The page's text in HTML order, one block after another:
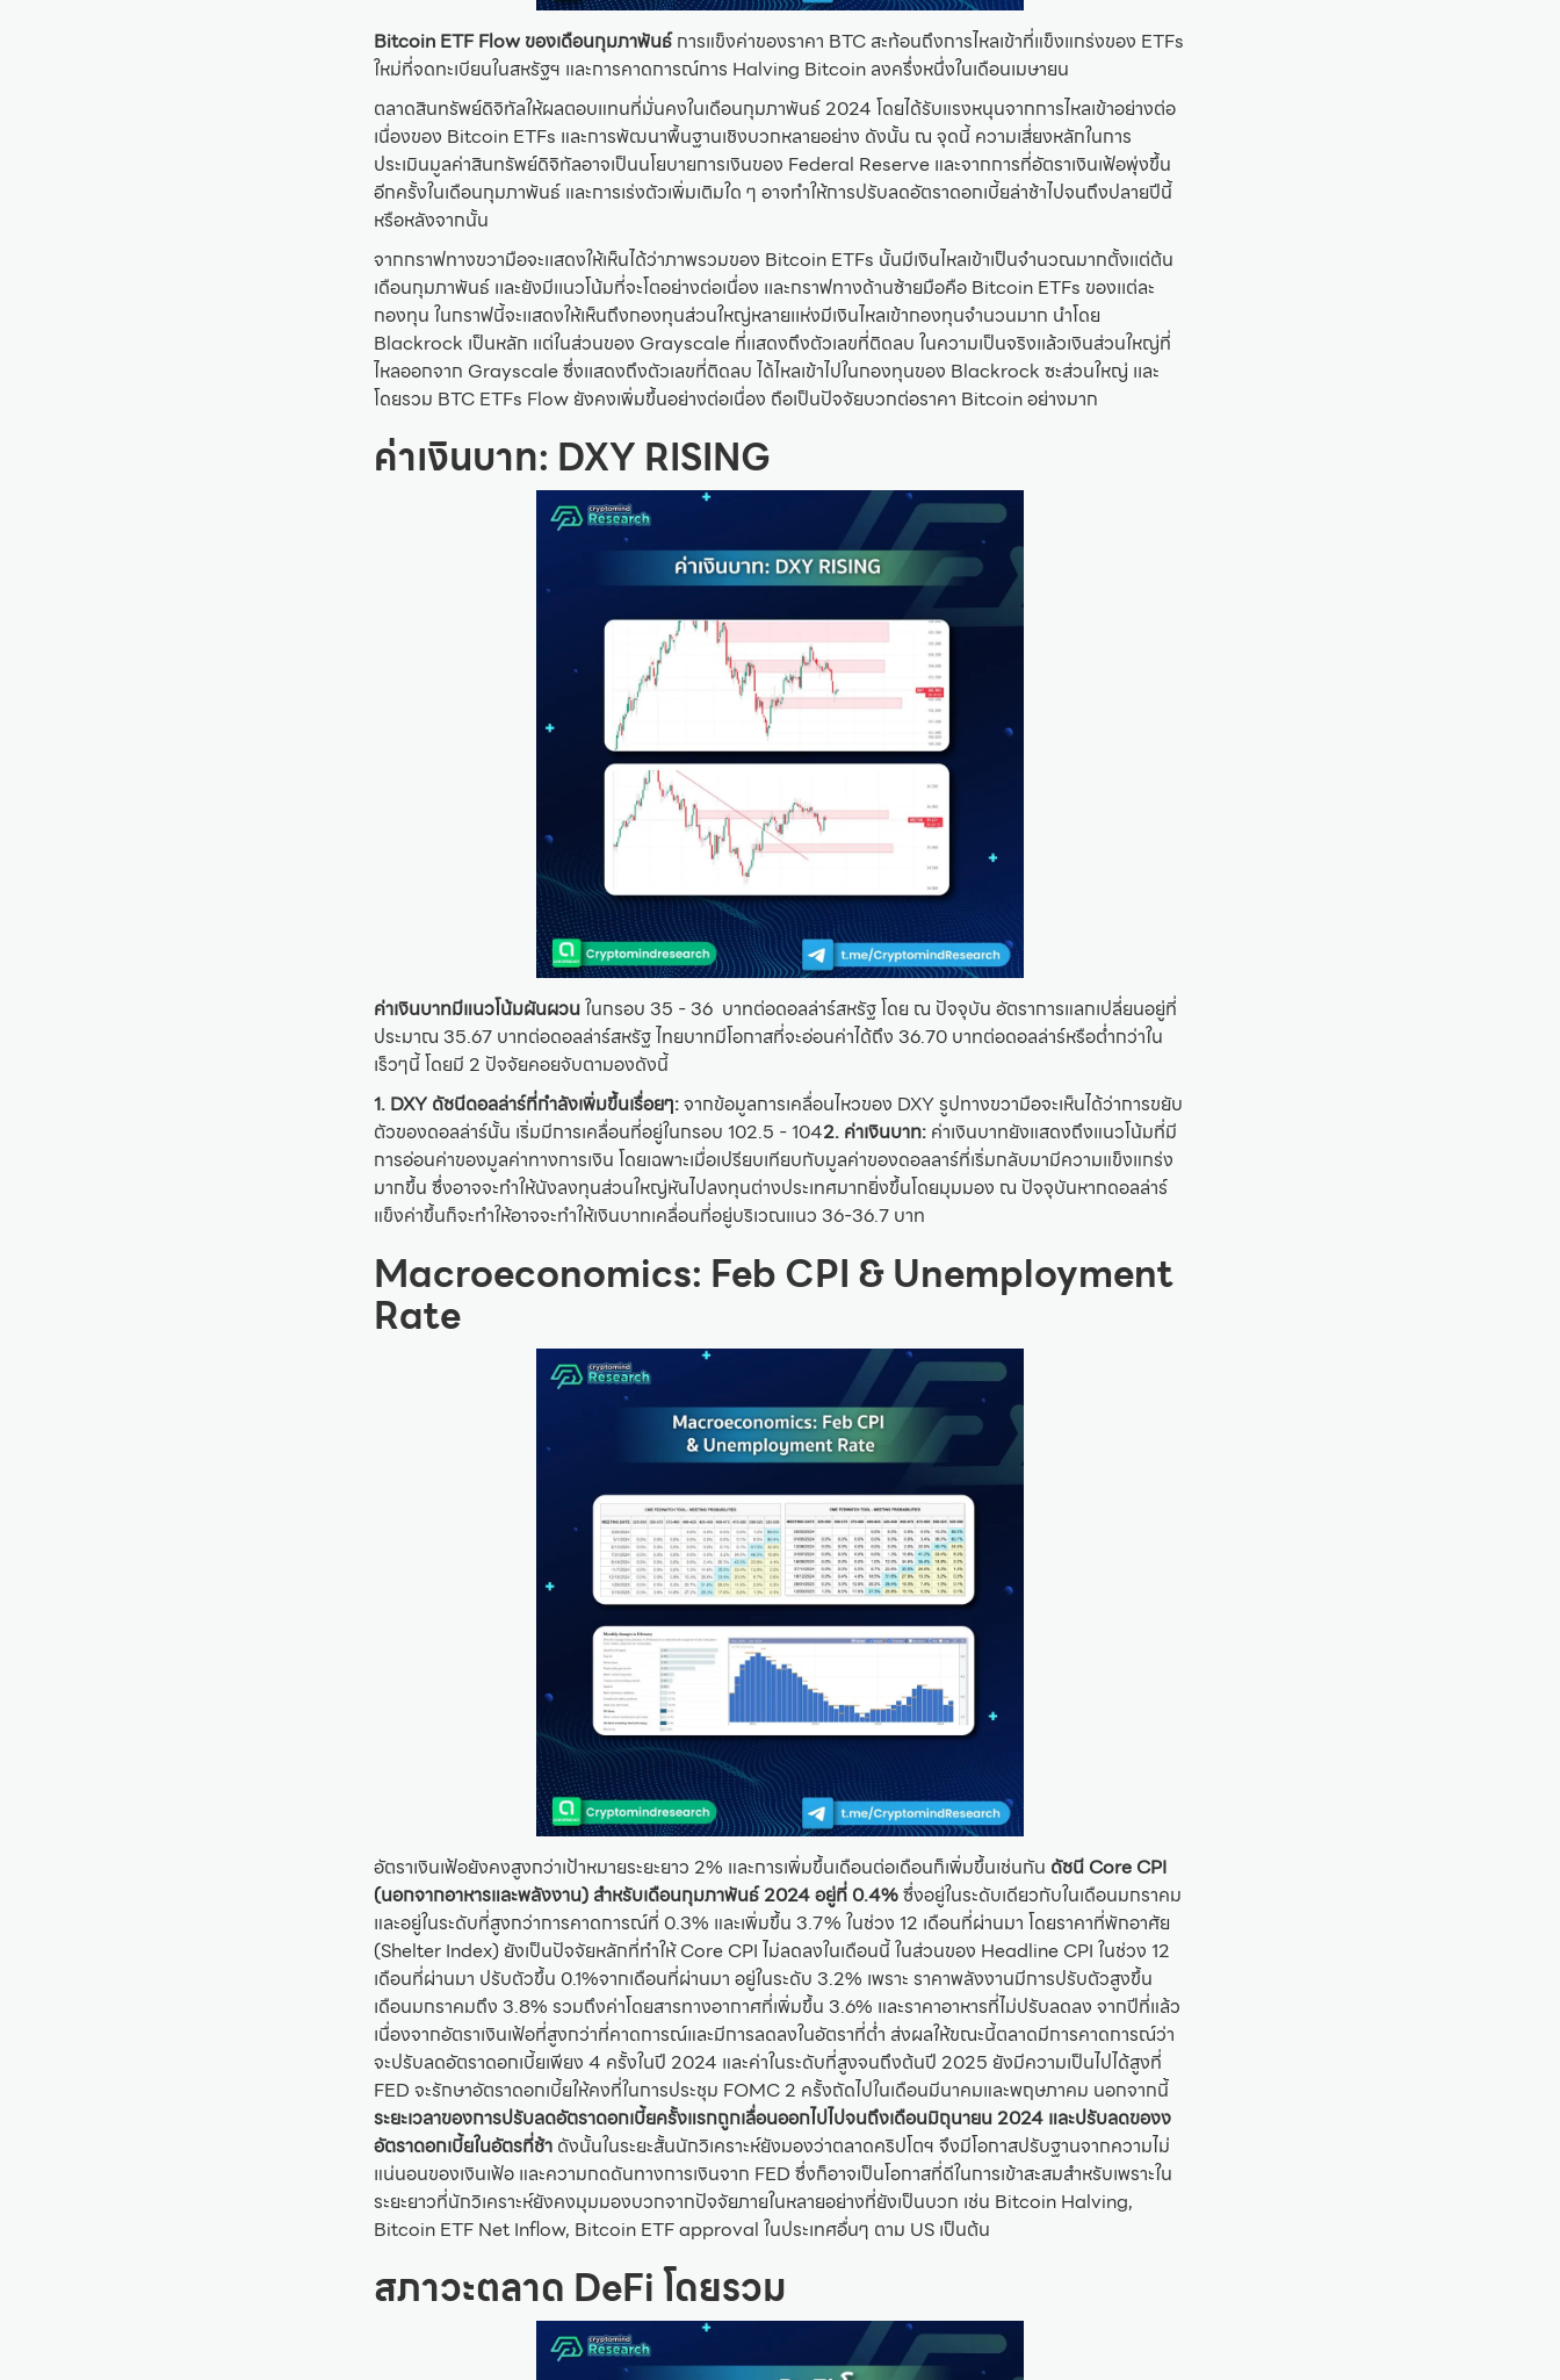
Bitcoin ETF Flow ของเดือนกุมภาพันธ์การแข็งค่าของราคา BTC สะท้อนถึงการไหลเข้าที่แข็งแกร่งของ ETFs
ใหม่ที่จดทะเบียนในสหรัฐฯ และการคาดการณ์การ Halving Bitcoin ลงครึ่งหนึ่งในเดือนเมษายน
ตลาดสินทรัพย์ดิจิทัลให้ผลตอบแทนที่มั่นคงในเดือนกุมภาพันธ์ 2024 โดยได้รับแรงหนุนจากการไหลเข้าอย่างต่อ
เนื่องของ Bitcoin ETFs และการพัฒนาพื้นฐานเชิงบวกหลายอย่าง ดังนั้น ณ จุดนี้ ความเสี่ยงหลักในการ
ประเมินมูลค่าสินทรัพย์ดิจิทัลอาจเป็นนโยบายการเงินของ Federal Reserve และจากการที่อัตราเงินเฟ้อพุ่งขึ้น
อีกครั้งในเดือนกุมภาพันธ์ และการเร่งตัวเพิ่มเติมใด ๆ อาจทำให้การปรับลดอัตราดอกเบี้ยล่าช้าไปจนถึงปลายปีนี้
หรือหลังจากนั้น
จากกราฟทางขวามือจะเเสดงให้เห็นได้ว่าภาพรวมของ Bitcoin ETFs นั้นมีเงินไหลเข้าเป็นจำนวณมากตั้งเเต่ต้น
เดือนกุมภาพันธ์ เเละยังมีเเนวโน้มที่จะโตอย่างต่อเนื่อง เเละกราฟทางด้านซ้ายมือคือ Bitcoin ETFs ของเเต่ละ
กองทุน ในกราฟนี้จะเเสดงให้เห็นถึงกองทุนส่วนใหญ่หลายเเห่งมีเงินไหลเข้ากองทุนจำนวนมาก นำโดย
Blackrock เป็นหลัก เเต่ในส่วนของ Grayscale ที่เเสดงถึงตัวเลขที่ติดลบ ในความเป็นจริงเเล้วเงินส่วนใหญ่ที่
ไหลออกจาก Grayscale ซึ่งเเสดงถึงตัวเลขที่ติดลบ ได้ไหลเข้าไปในกองทุนของ Blackrock ซะส่วนใหญ่ เเละ
โดยรวม BTC ETFs Flow ยังคงเพิ่มขึ้นอย่างต่อเนื่อง ถือเป็นปัจจัยบวกต่อราคา Bitcoin อย่างมาก
ค่าเงินบาท: DXY RISING
ค่าเงินบาทมีแนวโน้มผันผวนในกรอบ 35 - 36 บาทต่อดอลล่าร์สหรัฐ โดย ณ ปัจจุบัน อัตราการแลกเปลี่ยนอยู่ที่
ประมาณ 35.67 บาทต่อดอลล่าร์สหรัฐ ไทยบาทมีโอกาสที่จะอ่อนค่าได้ถึง 36.70 บาทต่อดอลล่าร์หรือต่ำกว่าใน
เร็วๆนี้ โดยมี 2 ปัจจัยคอยจับตามองดังนี้
1. DXY ดัชนีดอลล่าร์ที่กำลังเพิ่มขึ้นเรื่อยๆ:จากข้อมูลการเคลื่อนไหวของ DXY รูปทางขวามือจะเห็นได้ว่าการขยับ
ตัวของดอลล่าร์นั้น เริ่มมีการเคลื่อนที่อยู่ในกรอบ 102.5 - 1042. ค่าเงินบาท: ค่าเงินบาทยังแสดงถึงแนวโน้มที่มี
การอ่อนค่าของมูลค่าทางการเงิน โดยเฉพาะเมื่อเปรียบเทียบกับมูลค่าของดอลลาร์ที่เริ่มกลับมามีความแข็งแกร่ง
มากขึ้น ซึ่งอาจจะทำให้นังลงทุนส่วนใหญ่หันไปลงทุนต่างประเทศมากยิ่งขึ้นโดยมุมมอง ณ ปัจจุบันหากดอลล่าร์
แข็งค่าขึ้นก็จะทำให้อาจจะทำให้เงินบาทเคลื่อนที่อยู่บริเวณแนว 36-36.7 บาท
Macroeconomics: Feb CPI & Unemployment
Rate
อัตราเงินเฟ้อยังคงสูงกว่าเป้าหมายระยะยาว 2% และการเพิ่มขึ้นเดือนต่อเดือนก็เพิ่มขึ้นเช่นกัน ดัชนี Core CPI
(นอกจากอาหารและพลังงาน) สำหรับเดือนกุมภาพันธ์ 2024 อยู่ที่ 0.4%ซึ่งอยู่ในระดับเดียวกับในเดือนมกราคม
และอยู่ในระดับที่สูงกว่าการคาดการณ์ที่ 0.3% และเพิ่มขึ้น 3.7% ในช่วง 12 เดือนที่ผ่านมา โดยราคาที่พักอาศัย
(Shelter Index) ยังเป็นปัจจัยหลักที่ทำให้ Core CPI ไม่ลดลงในเดือนนี้ ในส่วนของ Headline CPI ในช่วง 12
เดือนที่ผ่านมา ปรับตัวขึ้น 0.1%จากเดือนที่ผ่านมา อยู่ในระดับ 3.2% เพราะ ราคาพลังงานมีการปรับตัวสูงขึ้น
เดือนมกราคมถึง 3.8% รวมถึงค่าโดยสารทางอากาศที่เพิ่มขึ้น 3.6% และราคาอาหารที่ไม่ปรับลดลง จากปีที่แล้ว
เนื่องจากอัตราเงินเฟ้อที่สูงกว่าที่คาดการณ์และมีการลดลงในอัตราที่ต่ำ ส่งผลให้ขณะนี้ตลาดมีการคาดการณ์ว่า
จะปรับลดอัตราดอกเบี้ยเพียง 4 ครั้งในปี 2024 และค่าในระดับที่สูงจนถึงต้นปี 2025 ยังมีความเป็นไปได้สูงที่
FED จะรักษาอัตราดอกเบี้ยให้คงที่ในการประชุม FOMC 2 ครั้งถัดไปในเดือนมีนาคมและพฤษภาคม นอกจากนี้
ระยะเวลาของการปรับลดอัตราดอกเบี้ยครั้งแรกถูกเลื่อนออกไปไปจนถึงเดือนมิถุนายน 2024 และปรับลดของง
อัตราดอกเบี้ยในอัตรที่ช้า ดังนั้นในระยะสั้นนักวิเคราะห์ยังมองว่าตลาดคริปโตฯ จึงมีโอกาสปรับฐานจากความไม่
แน่นอนของเงินเฟ้อ และความกดดันทางการเงินจาก FED ซึ่งก็อาจเป็นโอกาสที่ดีในการเข้าสะสมสำหรับเพราะใน
ระยะยาวที่นักวิเคราะห์ยังคงมุมมองบวกจากปัจจัยภายในหลายอย่างที่ยังเป็นบวก เช่น Bitcoin Halving,
Bitcoin ETF Net Inflow, Bitcoin ETF approval ในประเทศอื่นๆ ตาม US เป็นต้น
สภาวะตลาด DeFi โดยรวม